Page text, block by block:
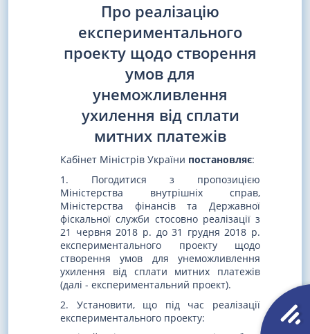
Про реалізацію
експериментального
проекту щодо створення
умов для
унеможливлення
ухилення від сплати
митних платежів
Кабінет Міністрів України постановляє:
1. Погодитися з пропозицією
Міністерства внутрішніх справ,
Міністерства фінансів та Державної
фіскальної служби стосовно реалізації з
21 червня 2018 р. до 31 грудня 2018 р.
експериментального проекту щодо
створення умов для унеможливлення
ухилення від сплати митних платежів
(далі - експериментальний проект).
2. Установити, що під час реалізації
експериментального проекту: